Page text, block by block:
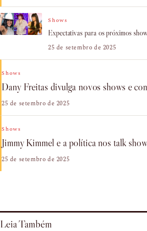
Shows
Expectativas para os próximos
25 de setembro de 2025
Shows
Dany Freitas divulga novos shows e
25 de setembro de 2025
Shows
Jimmy Kimmel e a política nos talk
25 de setembro de 2025
Leia Também